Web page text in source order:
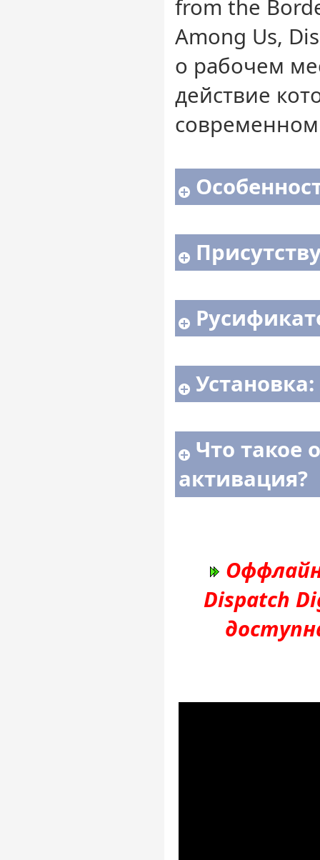
from the
Among Us,
о рабочем
действие
Установка:
Что такое
активация?
Dispatch